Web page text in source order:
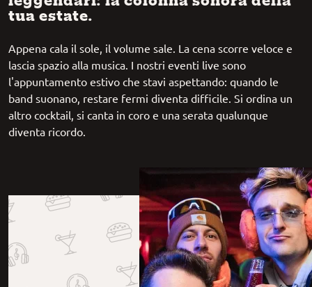
tua estate.
Appena cala il sole, il volume sale. La cena scorre veloce e
lascia spazio alla musica. I nostri eventi live sono
l'appuntamento estivo che stavi aspettando: quando le
band suonano, restare fermi diventa difficile. Si ordina un
altro cocktail, si canta in coro e una serata qualunque
diventa ricordo.